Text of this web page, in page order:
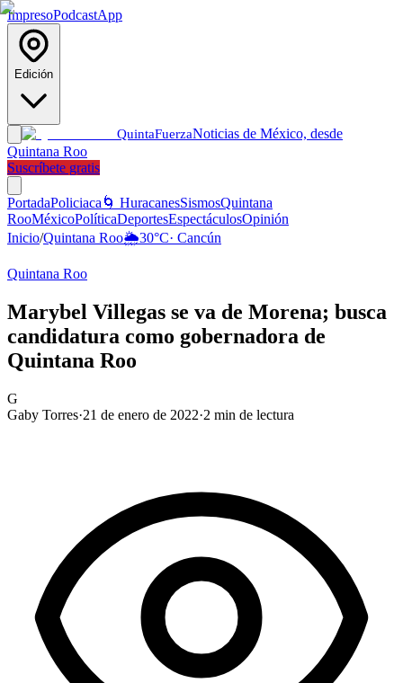
ImpresoPodcastApp
Edición
QuintaFuerzaNoticias de México, desde
Quintana Roo
Suscríbete gratis
PortadaPoliciaca 🌀 HuracanesSismosQuintana
RooMéxicoPolíticaDeportesEspectáculosOpinión
Inicio/Quintana Roo🌦️30°C· Cancún
Quintana Roo
Marybel Villegas se va de Morena; busca
candidatura como gobernadora de
Quintana Roo
G
Gaby Torres·21 de enero de 2022·2 min de lectura